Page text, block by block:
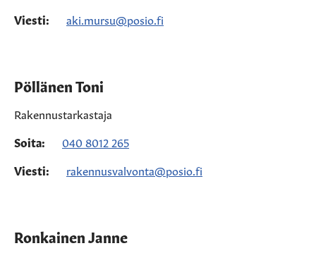
Viesti:
aki.mursu@posio.fi
Pöllänen Toni
Rakennustarkastaja
Soita:
040 8012 265
Viesti:
rakennusvalvonta@posio.fi
Ronkainen Janne